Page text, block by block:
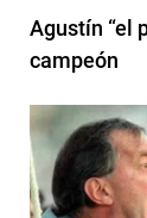
Agustín “el
campeón